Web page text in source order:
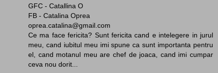
GFC - Catallina O
FB - Catalina Oprea
oprea.catalina@gmail.com
Ce ma face fericita? Sunt fericita cand e intelegere in jurul
meu, cand iubitul meu imi spune ca sunt importanta pentru
el, cand motanul meu are chef de joaca, cand imi cumpar
ceva nou dorit...